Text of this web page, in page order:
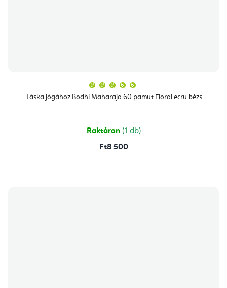
Táska jógához Bodhi Maharaja 60 pamut Floral ecru bézs
átlagos
értékelése
csillag.
Raktáron (1 db)
Ft8 500